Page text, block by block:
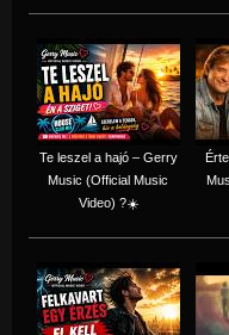
Te leszel a hajó – Gerry
Music (Official Music
Video) ?☀️